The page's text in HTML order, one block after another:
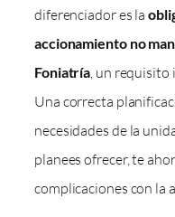
diferenciador es la
accionamiento no
Foniatría , un
Una correcta
necesidades de la
planees ofrecer, te
complicaciones con la